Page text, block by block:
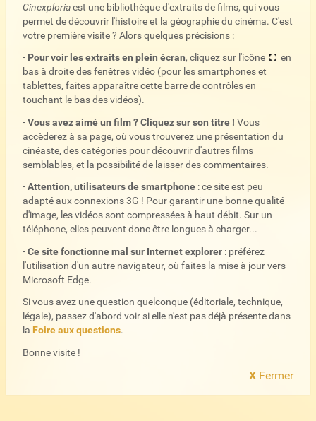
Cinexploriaest une bibliothèque d'extraits de films, qui vous
permet de découvrir l'histoire et la géographie du cinéma. C'est
votre première visite ? Alors quelques précisions :
- Pour voir les extraits en plein écran, cliquez sur l'icône
en
bas à droite des fenêtres vidéo (pour les smartphones et
tablettes, faites apparaître cette barre de contrôles en
touchant le bas des vidéos).
-Vous avez aimé un film ? Cliquez sur son titre ! Vous
accèderez à sa page, où vous trouverez une présentation du
cinéaste, des catégories pour découvrir d'autres films
semblables, et la possibilité de laisser des commentaires.
-Attention, utilisateurs de smartphone : ce site est peu
adapté aux connexions 3G ! Pour garantir une bonne qualité
d'image, les vidéos sont compressées à haut débit. Sur un
téléphone, elles peuvent donc être longues à charger...
-Ce site fonctionne mal sur Internet explorer : préférez
l'utilisation d'un autre navigateur, où faites la mise à jour vers
Microsoft Edge.
Si vous avez une question quelconque (éditoriale, technique,
légale), passez d'abord voir si elle n'est pas déjà présente dans
la Foire aux questions.
Bonne visite !
X Fermer